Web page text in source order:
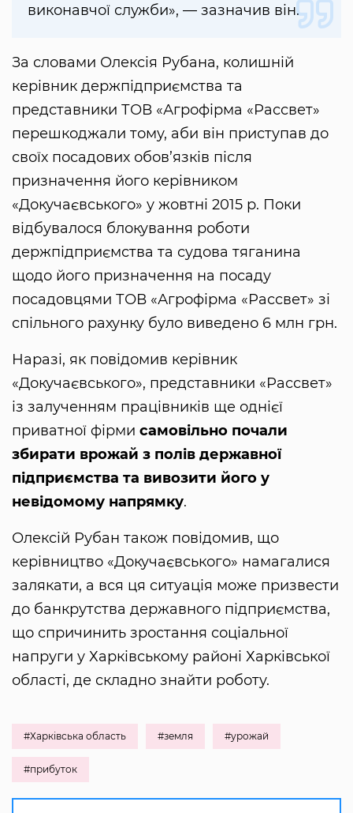
виконавчої служби», — зазначив він.
За словами Олексія Рубана, колишній
керівник держпідприємства та
представники ТОВ «Агрофірма «Рассвет»
перешкоджали тому, аби він приступав до
своїх посадових обов’язків після
призначення його керівником
«Докучаєвського» у жовтні 2015 р. Поки
відбувалося блокування роботи
держпідприємства та судова тяганина
щодо його призначення на посаду
посадовцями ТОВ «Агрофірма «Рассвет» зі
спільного рахунку було виведено 6 млн грн.
Наразі, як повідомив керівник
«Докучаєвського», представники «Рассвет»
із залученням працівників ще однієї
приватної фірми самовільно почали
збирати врожай з полів державної
підприємства та вивозити його у
невідомому напрямку.
Олексій Рубан також повідомив, що
керівництво «Докучаєвського» намагалися
залякати, а вся ця ситуація може призвести
до банкрутства державного підприємства,
що спричинить зростання соціальної
напруги у Харківському районі Харківської
області, де складно знайти роботу.
#Харківська область #земля #урожай
#прибуток